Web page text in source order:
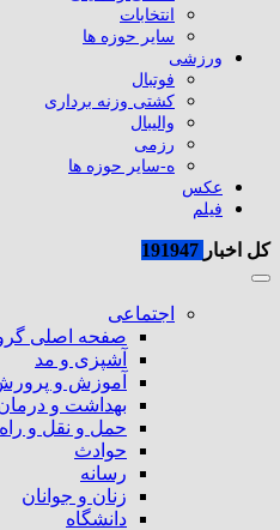
انتخابات
سایر حوزه ها
ورزشی
فوتبال
کشتی وزنه برداری
والیبال
رزمی
ه-سایر حوزه ها
عکس
فیلم
کل اخبار
اجتماعی
صفحه اصلی
آشپزی و مد
آموزش و
بهداشت و
حمل و نقل و راه
حوادث
رسانه
زنان و جوانان
دانشگاه